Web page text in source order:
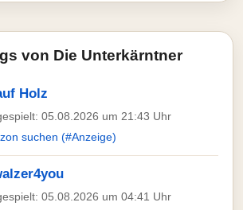
von Die Unterkärntner
Holz
05.08.2026 um 21:43 Uhr
suchen (#Anzeige)
05.08.2026 um 04:41 Uhr